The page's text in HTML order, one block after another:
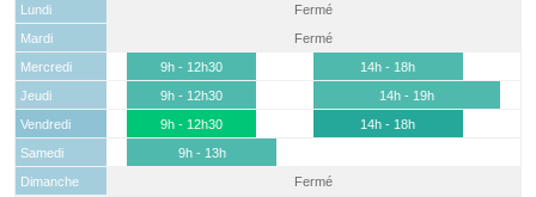
Lundi
Fermé
Mardi
Fermé
Mercredi
9h - 12h30
14h - 18h
Jeudi
9h - 12h30
14h - 19h
Vendredi
9h - 12h30
14h - 18h
Samedi
9h - 13h
Dimanche
Fermé